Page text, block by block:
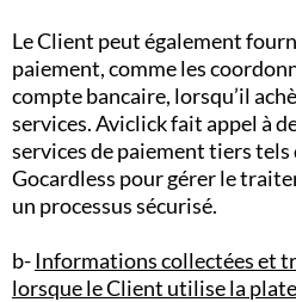
Le Client peut également
paiement, comme les
compte bancaire, lorsqu’il
services. Aviclick fait appel à
services de paiement tiers tels
Gocardless pour gérer le
un processus sécurisé.
b-Informations collectées et
lorsque le Client utilise la